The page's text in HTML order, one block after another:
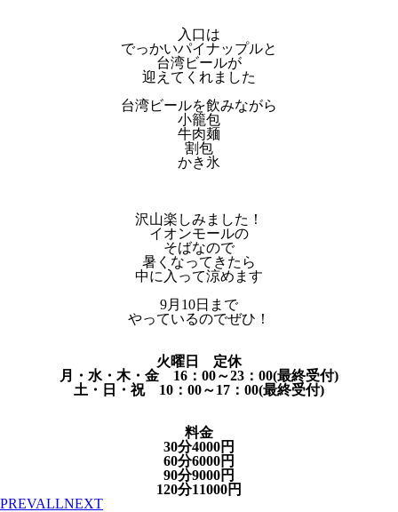
入口は
でっかいパイナップルと
台湾ビールが
迎えてくれました
台湾ビールを飲みながら
小籠包
牛肉麺
割包
かき氷
沢山楽しみました！
イオンモールの
そばなので
暑くなってきたら
中に入って涼めます
9月10日まで
やっているのでぜひ！
火曜日 定休
月・水・木・金 16：00～23：00(最終受付)
土・日・祝 10：00～17：00(最終受付)
料金
30分4000円
60分6000円
90分9000円
120分11000円
PREVALLNEXT